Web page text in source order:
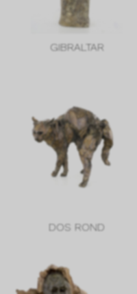
GIBRALTAR
DOS ROND